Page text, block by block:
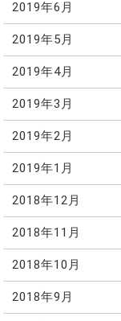
2019年6月
2019年5月
2019年4月
2019年3月
2019年2月
2019年1月
2018年12月
2018年11月
2018年10月
2018年9月